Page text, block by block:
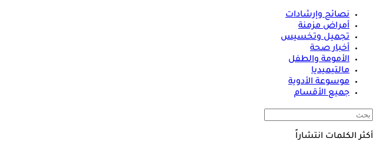
نصائح وإرشادات
أمراض مزمنة
تجميل وتخسيس
أخبار صحة
الأمومة والطفل
مالتيميديا
موسوعة الأدوية
جميع الأقسام
أكثر الكلمات انتشاراً